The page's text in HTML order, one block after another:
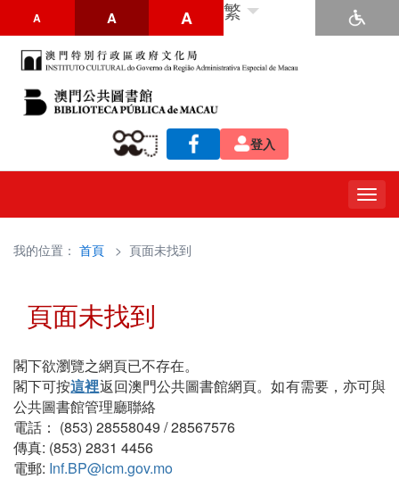
A A A 繁
登入
我的位置： 首頁 > 頁面未找到
頁面未找到
閣下欲瀏覽之網頁已不存在。
閣下可按這裡返回澳門公共圖書館網頁。如有需要，亦可與
公共圖書館管理廳聯絡
電話： (853) 28558049 / 28567576
傳真: (853) 2831 4456
電郵: Inf.BP@icm.gov.mo